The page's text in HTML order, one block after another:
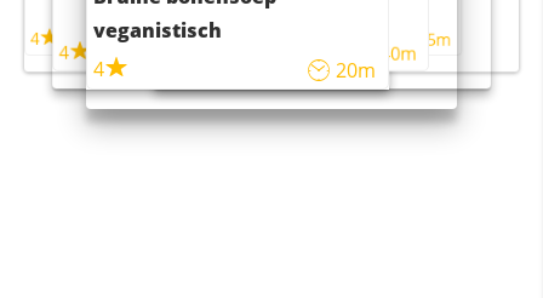
4
4 45m
veganistisch
4
20m
maaltijdsalade
40m
4 55m